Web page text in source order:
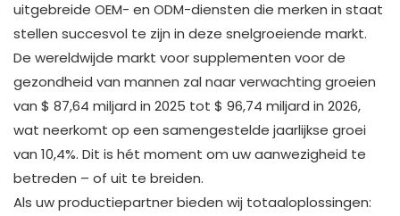
uitgebreide OEM- en ODM-diensten die merken in staat
stellen succesvol te zijn in deze snelgroeiende markt.
De wereldwijde markt voor supplementen voor de
gezondheid van mannen zal naar verwachting groeien
van $ 87,64 miljard in 2025 tot $ 96,74 miljard in 2026,
wat neerkomt op een samengestelde jaarlijkse groei
van 10,4%. Dit is hét moment om uw aanwezigheid te
betreden – of uit te breiden.
Als uw productiepartner bieden wij totaaloplossingen: